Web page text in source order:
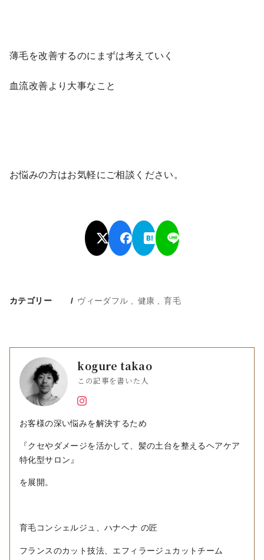
薄毛を改善するのにまずは考えていく
血流改善より大事なこと
お悩みの方はお気軽にご相談ください。
カテゴリー ヴィーダフル 健康 育毛
kogure takao
この記事を書いた人
お客様の深い悩みを解決するため
『クセやダメージを活かして、髪の土台を整えるヘアケア
特化型サロン』
を展開。
育毛コンシェルジュ、ハナヘナ の匠
フランスのカット技法、エフィラージュカットチーム